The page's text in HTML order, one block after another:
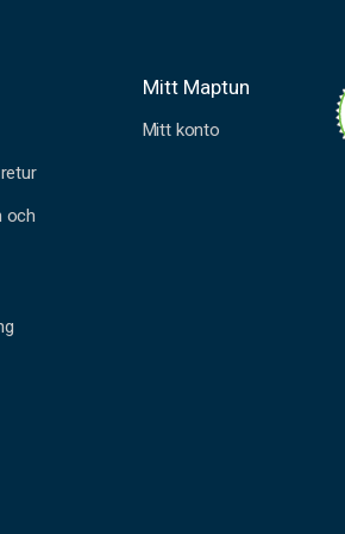
och
Mitt Maptun
Mitt konto